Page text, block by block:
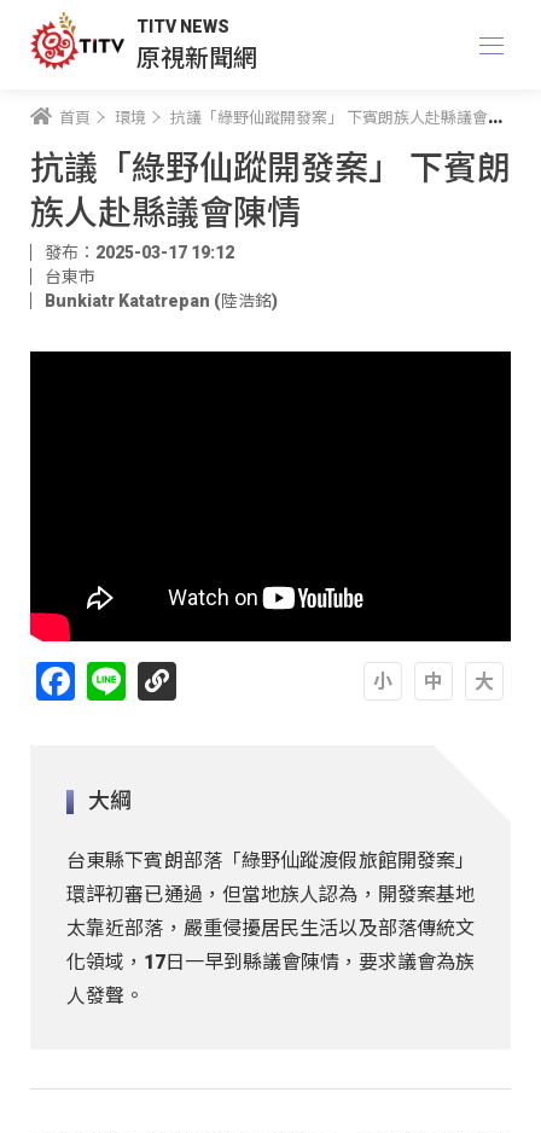
TITV NEWS
原視新聞網
首頁 環境 抗議「綠野仙蹤開發案」 下賓朗族人赴縣議會陳情
抗議「綠野仙蹤開發案」 下賓朗
族人赴縣議會陳情
發布：2025-03-17 19:12
台東市
Bunkiatr Katatrepan (陸浩銘)
Facebook
Line
大綱
台東縣下賓朗部落「綠野仙蹤渡假旅館開發案」
環評初審已通過，但當地族人認為，開發案基地
太靠近部落，嚴重侵擾居民生活以及部落傳統文
化領域，17日一早到縣議會陳情，要求議會為族
人發聲。